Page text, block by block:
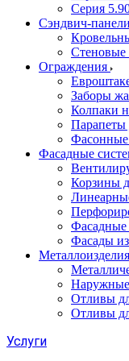
Серия
Сэндвич-панели
Стеновые
Ограждения
Заборы
Колпаки
Парапеты
Фасонные
Фасадные
Корзины
Фасадные
Фасады
Металлоизделия
Наружные
Отливы
Отливы
Услуги